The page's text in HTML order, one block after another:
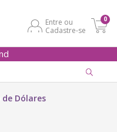
Entre ou
Cadastre-se
0
Dólares